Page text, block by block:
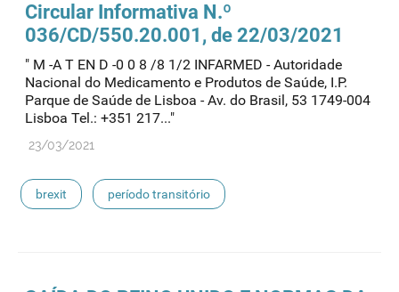
Circular Informativa N.º
036/CD/550.20.001, de 22/03/2021
" M -A T EN D -0 0 8 /8 1/2 INFARMED - Autoridade
Nacional do Medicamento e Produtos de Saúde, I.P.
Parque de Saúde de Lisboa - Av. do Brasil, 53 1749-004
Lisboa Tel.: +351 217..."
23/03/2021
brexit período transitório